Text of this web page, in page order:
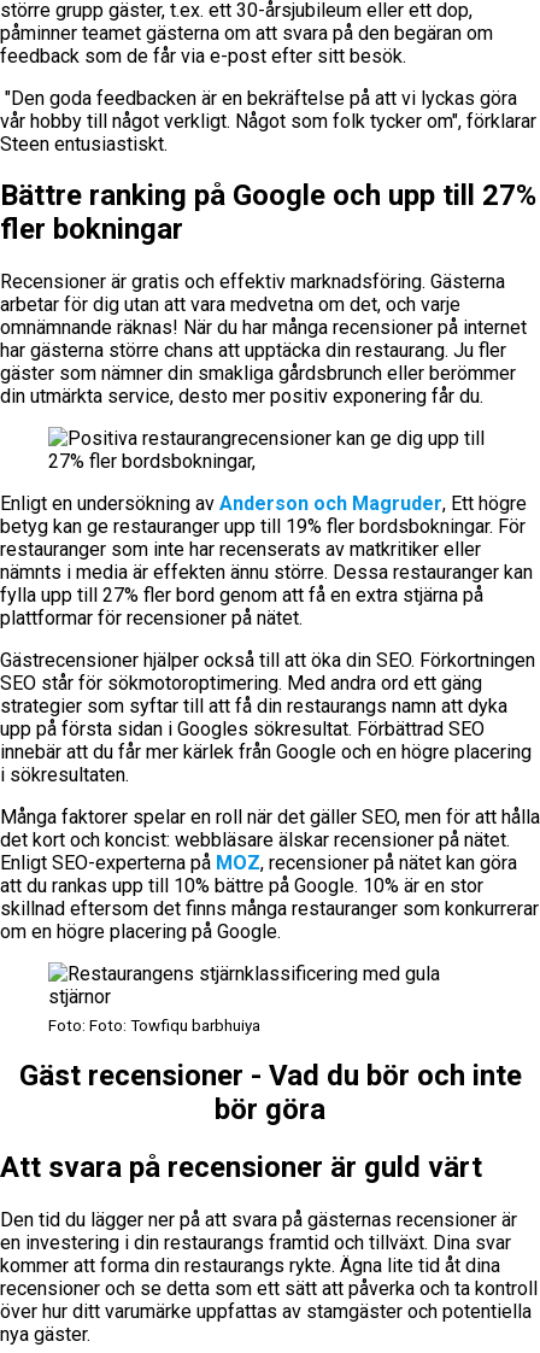
större grupp gäster, t.ex. ett 30-årsjubileum eller ett dop,
påminner teamet gästerna om att svara på den begäran om
feedback som de får via e-post efter sitt besök.
"Den goda feedbacken är en bekräftelse på att vi lyckas göra
vår hobby till något verkligt. Något som folk tycker om", förklarar
Steen entusiastiskt.
Bättre ranking på Google och upp till 27%
fler bokningar
Recensioner är gratis och effektiv marknadsföring. Gästerna
arbetar för dig utan att vara medvetna om det, och varje
omnämnande räknas! När du har många recensioner på internet
har gästerna större chans att upptäcka din restaurang. Ju fler
gäster som nämner din smakliga gårdsbrunch eller berömmer
din utmärkta service, desto mer positiv exponering får du.
Enligt en undersökning av Anderson och Magruder, Ett högre
betyg kan ge restauranger upp till 19% fler bordsbokningar. För
restauranger som inte har recenserats av matkritiker eller
nämnts i media är effekten ännu större. Dessa restauranger kan
fylla upp till 27% fler bord genom att få en extra stjärna på
plattformar för recensioner på nätet.
Gästrecensioner hjälper också till att öka din SEO. Förkortningen
SEO står för sökmotoroptimering. Med andra ord ett gäng
strategier som syftar till att få din restaurangs namn att dyka
upp på första sidan i Googles sökresultat. Förbättrad SEO
innebär att du får mer kärlek från Google och en högre placering
i sökresultaten.
Många faktorer spelar en roll när det gäller SEO, men för att hålla
det kort och koncist: webbläsare älskar recensioner på nätet.
Enligt SEO-experterna på MOZ, recensioner på nätet kan göra
att du rankas upp till 10% bättre på Google. 10% är en stor
skillnad eftersom det finns många restauranger som konkurrerar
om en högre placering på Google.
Foto: Foto: Towfiqu barbhuiya
Gäst recensioner - Vad du bör och inte
bör göra
Att svara på recensioner är guld värt
Den tid du lägger ner på att svara på gästernas recensioner är
en investering i din restaurangs framtid och tillväxt. Dina svar
kommer att forma din restaurangs rykte. Ägna lite tid åt dina
recensioner och se detta som ett sätt att påverka och ta kontroll
över hur ditt varumärke uppfattas av stamgäster och potentiella
nya gäster.